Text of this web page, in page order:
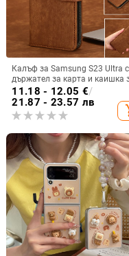
Калъф за Samsung S23 Ultra с
държател за карта и каишка
през врата
11.18 - 12.05 €/
21.87 - 23.57 лв